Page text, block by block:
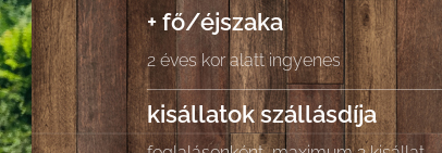
+ fő/éjszaka
2 éves kor alatt ingyenes
kisállatok szállásdíja